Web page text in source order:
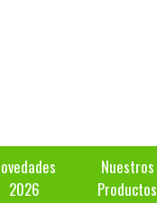
2026
Nuestros
Productos